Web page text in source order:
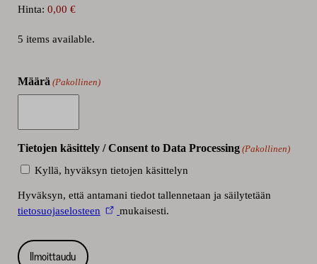
Hinta:
5 items available.
Määrä (Pakollinen)
Tietojen käsittely / Consent to Data Processing (Pakollinen)
Kyllä, hyväksyn tietojen käsittelyn
Hyväksyn, että antamani tiedot tallennetaan ja säilytetään
tietosuojaselosteen
mukaisesti.